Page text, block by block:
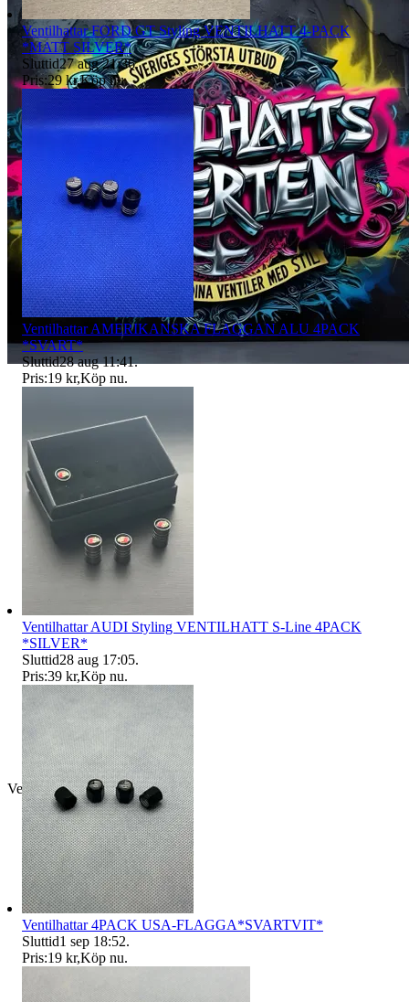
Verifierad
Ventilhattar FORD GT Styling VENTILHATT 4-PACK
*MATT SILVER*
Sluttid27 aug 21:36.
Pris:29 kr,Köp nu.
Ventilhattar AMERIKANSKA FLAGGAN ALU 4PACK
*SVART*
Sluttid28 aug 11:41.
Pris:19 kr,Köp nu.
Ventilhattar AUDI Styling VENTILHATT S-Line 4PACK
*SILVER*
Sluttid28 aug 17:05.
Pris:39 kr,Köp nu.
Ventilhattar 4PACK USA-FLAGGA*SVARTVIT*
Sluttid1 sep 18:52.
Pris:19 kr,Köp nu.